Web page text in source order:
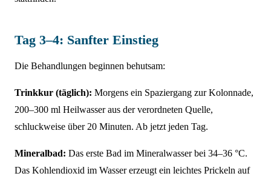
Tag 3–4: Sanfter Einstieg
Die Behandlungen beginnen behutsam:
Trinkkur (täglich): Morgens ein Spaziergang zur Kolonnade,
200–300 ml Heilwasser aus der verordneten Quelle,
schluckweise über 20 Minuten. Ab jetzt jeden Tag.
Mineralbad: Das erste Bad im Mineralwasser bei 34–36 °C.
Das Kohlendioxid im Wasser erzeugt ein leichtes Prickeln auf